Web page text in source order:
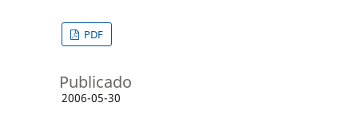
PDF
Publicado
2006-05-30